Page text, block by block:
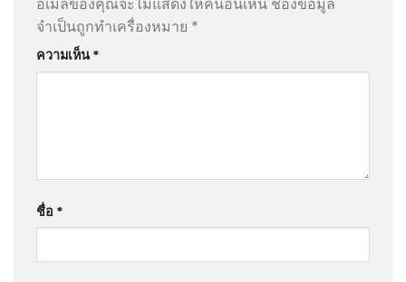
อีเมลของคุณจะไม่แสดงให้คนอื่นเห็น ช่องข้อมูล
จำเป็นถูกทำเครื่องหมาย *
ความเห็น *
ชื่อ *